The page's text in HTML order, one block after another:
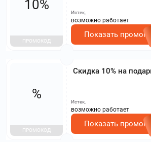
10%
ПРОМОКОД
Истек,
возможно работает
Показать промокод
Скидка 10% на
%
ПРОМОКОД
Истек,
возможно работает
Показать промокод